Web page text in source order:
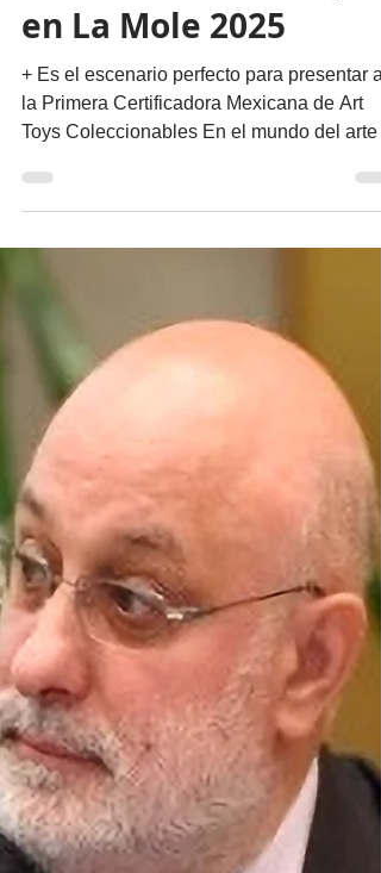
mexicana de art toys,
en La Mole 2025
+ Es el escenario perfecto para presentar a
la Primera Certificadora Mexicana de Art